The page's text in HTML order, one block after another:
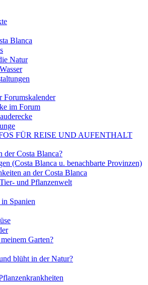
Blanca
Natur
im Forum
FÜR REISE UND AUFENTHALT
Costa Blanca?
(Costa Blanca u. benachbarte Provinzen)
an der Costa Blanca
und Pflanzenwelt
Spanien
Garten?
blüht in der Natur?